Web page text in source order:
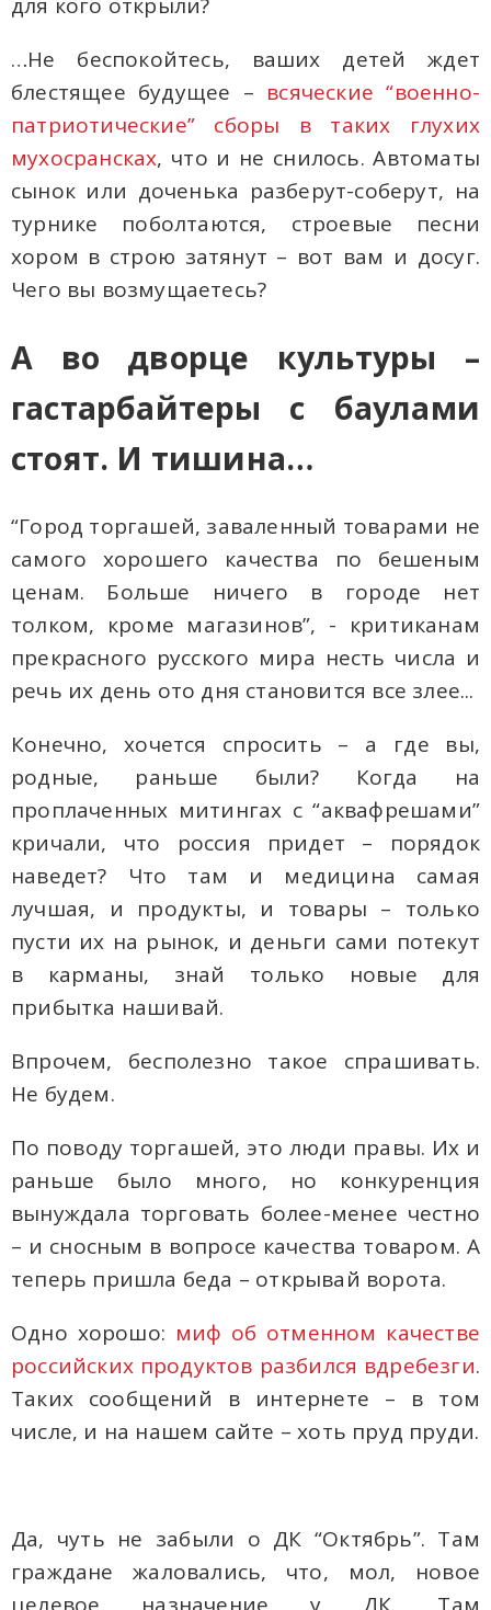
…Не беспокойтесь, ваших детей ждет
блестящее будущее – всяческие “военно-
патриотические” сборы в таких глухих
мухосрансках, что и не снилось. Автоматы
сынок или доченька разберут-соберут, на
турнике поболтаются, строевые песни
хором в строю затянут – вот вам и досуг.
Чего вы возмущаетесь?
А во дворце культуры –
гастарбайтеры с баулами
стоят. И тишина…
“Город торгашей, заваленный товарами не
самого хорошего качества по бешеным
ценам. Больше ничего в городе нет
толком, кроме магазинов”, - критиканам
прекрасного русского мира несть числа и
речь их день ото дня становится все злее...
Конечно, хочется спросить – а где вы,
родные, раньше были? Когда на
проплаченных митингах с “аквафрешами”
кричали, что россия придет – порядок
наведет? Что там и медицина самая
лучшая, и продукты, и товары – только
пусти их на рынок, и деньги сами потекут
в карманы, знай только новые для
прибытка нашивай.
Впрочем, бесполезно такое спрашивать.
Не будем.
По поводу торгашей, это люди правы. Их и
раньше было много, но конкуренция
вынуждала торговать более-менее честно
– и сносным в вопросе качества товаром. А
теперь пришла беда – открывай ворота.
Одно хорошо: миф об отменном качестве
российских продуктов разбился вдребезги.
Таких сообщений в интернете – в том
числе, и на нашем сайте – хоть пруд пруди.
Да, чуть не забыли о ДК “Октябрь”. Там
граждане жаловались, что, мол, новое
целевое назначение у ДК. Там